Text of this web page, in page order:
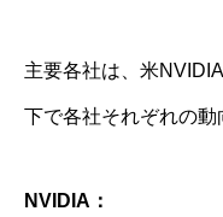
主要各社は、米
下で各社それぞれの動
NVIDIA：